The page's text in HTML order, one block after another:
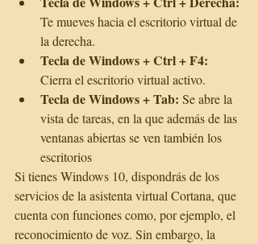
Te mueves hacia el escritorio virtual de
la derecha.
Tecla de Windows + Ctrl + F4:
Cierra el escritorio virtual activo.
Tecla de Windows + Tab: Se abre la
vista de tareas, en la que además de las
ventanas abiertas se ven también los
escritorios
Si tienes Windows 10, dispondrás de los
servicios de la asistenta virtual Cortana, que
cuenta con funciones como, por ejemplo, el
reconocimiento de voz. Sin embargo, la